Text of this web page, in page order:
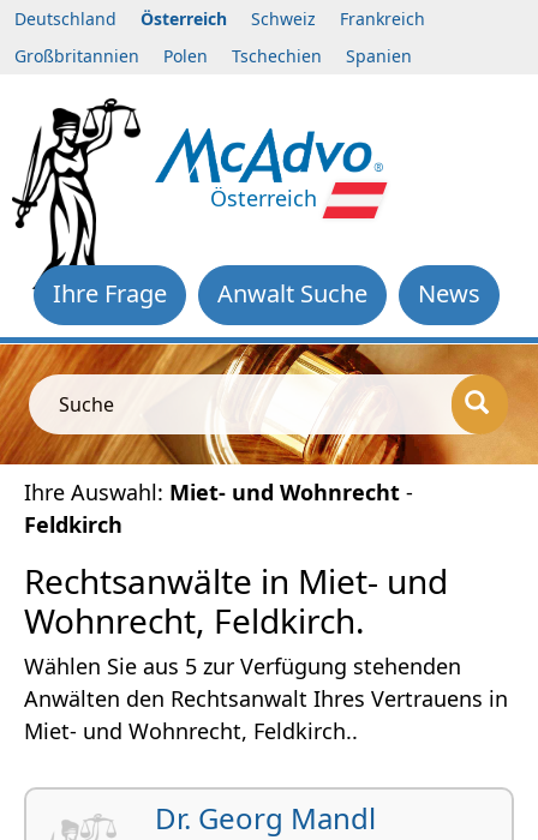
Deutschland Österreich Schweiz
Frankreich
Großbritannien
Polen Tschechien Spanien
Österreich
News
Anwalt Suche
Ihre Frage
Suche
Ihre Auswahl: Miet- und Wohnrecht -
Feldkirch
Rechtsanwälte in Miet- und
Wohnrecht, Feldkirch.
Wählen Sie aus 5 zur Verfügung stehenden
Anwälten den Rechtsanwalt Ihres Vertrauens in
Miet- und Wohnrecht, Feldkirch..
Dr. Georg Mandl